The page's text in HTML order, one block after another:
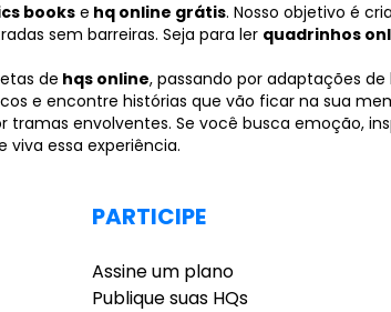
bookse hq online grátis. Nosso objetivo é
sem barreiras. Seja para ler quadrinhos
de hqs online, passando por adaptações de
e encontre histórias que vão ficar na sua
envolventes. Se você busca emoção,
viva essa experiência.
PARTICIPE
Assine um plano
Publique suas HQs